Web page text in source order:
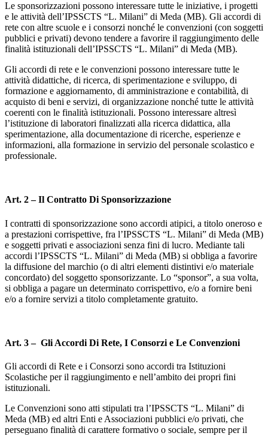
Le sponsorizzazioni possono interessare tutte le iniziative, i progetti
e le attività dell’IPSSCTS “L. Milani” di Meda (MB). Gli accordi di
rete con altre scuole e i consorzi nonché le convenzioni (con soggetti
pubblici e privati) devono tendere a favorire il raggiungimento delle
finalità istituzionali dell’IPSSCTS “L. Milani” di Meda (MB).
Gli accordi di rete e le convenzioni possono interessare tutte le
attività didattiche, di ricerca, di sperimentazione e sviluppo, di
formazione e aggiornamento, di amministrazione e contabilità, di
acquisto di beni e servizi, di organizzazione nonché tutte le attività
coerenti con le finalità istituzionali. Possono interessare altresì
l’istituzione di laboratori finalizzati alla ricerca didattica, alla
sperimentazione, alla documentazione di ricerche, esperienze e
informazioni, alla formazione in servizio del personale scolastico e
professionale.
Art. 2 – Il Contratto Di Sponsorizzazione
I contratti di sponsorizzazione sono accordi atipici, a titolo oneroso e
a prestazioni corrispettive, fra l’IPSSCTS “L. Milani” di Meda (MB)
e soggetti privati e associazioni senza fini di lucro. Mediante tali
accordi l’IPSSCTS “L. Milani” di Meda (MB) si obbliga a favorire
la diffusione del marchio (o di altri elementi distintivi e/o materiale
concordato) del soggetto sponsorizzante. Lo “sponsor”, a sua volta,
si obbliga a pagare un determinato corrispettivo, e/o a fornire beni
e/o a fornire servizi a titolo completamente gratuito.
Art. 3 – Gli Accordi Di Rete, I Consorzi e Le Convenzioni
Gli accordi di Rete e i Consorzi sono accordi tra Istituzioni
Scolastiche per il raggiungimento e nell’ambito dei propri fini
istituzionali.
Le Convenzioni sono atti stipulati tra l’IPSSCTS “L. Milani” di
Meda (MB) ed altri Enti e Associazioni pubblici e/o privati, che
perseguano finalità di carattere formativo o sociale, sempre per il